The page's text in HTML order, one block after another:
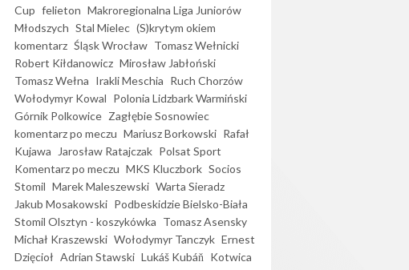
Cup felieton Makroregionalna Liga Juniorów
Młodszych Stal Mielec (S)krytym okiem
komentarz Śląsk Wrocław Tomasz Wełnicki
Robert Kiłdanowicz Mirosław Jabłoński
Tomasz Wełna Irakli Meschia Ruch Chorzów
Wołodymyr Kowal Polonia Lidzbark Warmiński
Górnik Polkowice Zagłębie Sosnowiec
komentarz po meczu Mariusz Borkowski Rafał
Kujawa
Jarosław Ratajczak Polsat Sport
Komentarz po meczu MKS Kluczbork Socios
Stomil Marek Maleszewski Warta Sieradz
Jakub Mosakowski Podbeskidzie Bielsko-Biała
Stomil Olsztyn - koszykówka Tomasz Asensky
Michał Kraszewski Wołodymyr Tanczyk Ernest
Dzięcioł Adrian Stawski Lukáš Kubáň Kotwica